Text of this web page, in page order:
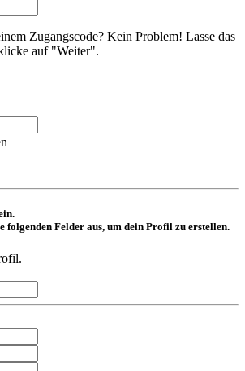
Zugangscode? Kein Problem! Lasse das
auf "Weiter".
folgenden Felder aus, um dein Profil zu erstellen.